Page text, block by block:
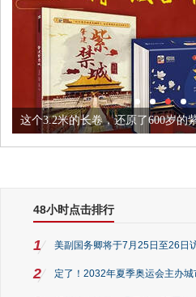
这个3.2米的长卷，还原了600岁的
48小时点击排行
1 美副国务卿将于7月25日至26日
2 定了！2032年夏季奥运会主办